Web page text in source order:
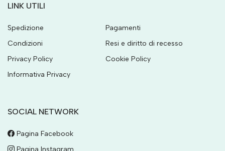
LINK UTILI
Spedizione
Pagamenti
Condizioni
Resi e diritto di recesso
Privacy Policy
Cookie Policy
Informativa Privacy
SOCIAL NETWORK
Pagina Facebook
Pagina Instagram